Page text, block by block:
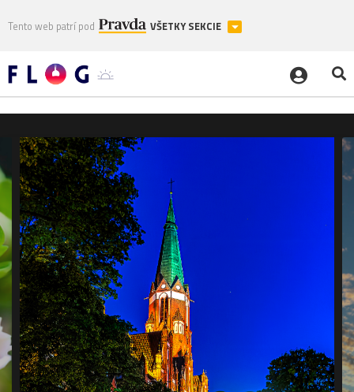
Tento web patrí pod VŠETKY SEKCIE